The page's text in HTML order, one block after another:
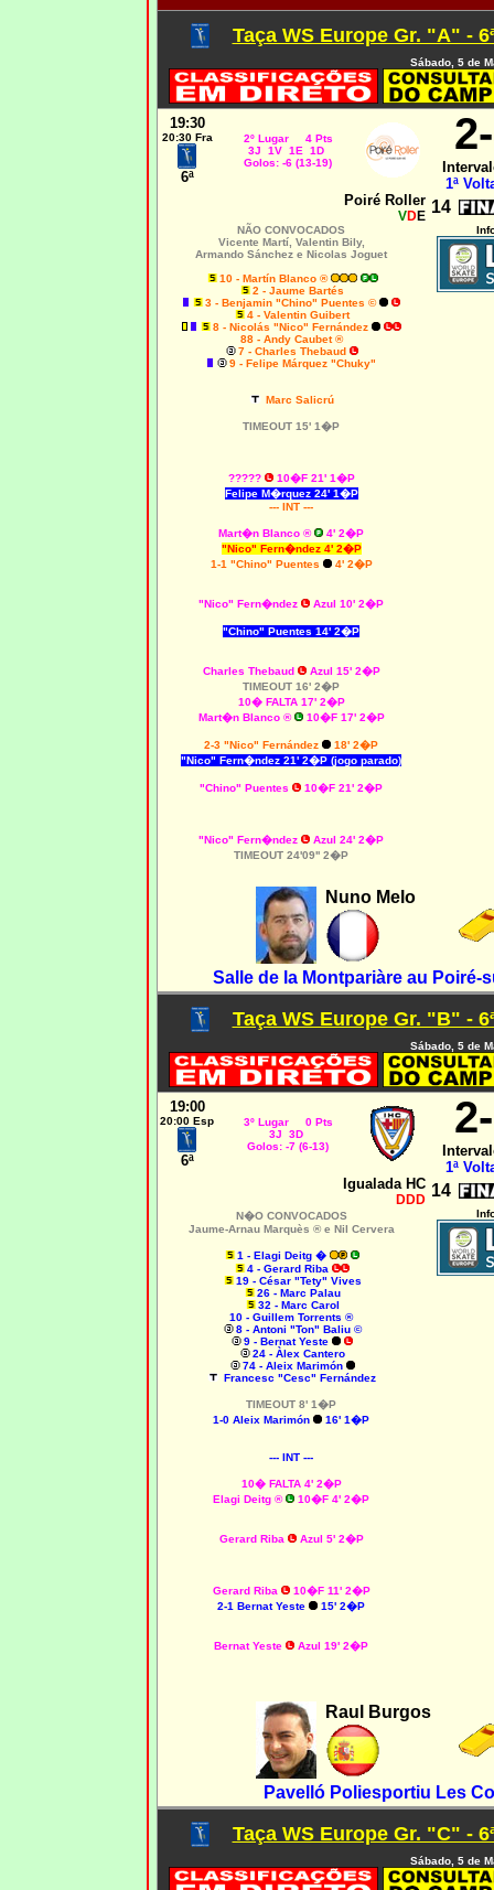
Taça WS Europe Gr. "A" -
Sábado, 5 de
19:30
20:30 Fra
6ª
2º Lugar 4 Pts
3J 1V 1E 1D
Golos: -6 (13-19)
1ª
Poiré Roller
VDE 14
NÃO CONVOCADOS
Vicente Martí, Valentin Bily,
Armando Sánchez e Nicolas Joguet
10 - Martín Blanco ®
2 - Jaume Bartés
3 - Benjamin "Chino" Puentes ©
4 - Valentin Guibert
8 - Nicolás "Nico" Fernández
88 - Andy Caubet ®
7 - Charles Thebaud
9 - Felipe Márquez "Chuky"
Marc Salicrú
TIMEOUT 15' 1�P
?????
10�F 21' 1�P
Felipe M�rquez 24' 1�P
--- INT ---
Mart�n Blanco ®
4' 2�P
"Nico" Fern�ndez 4' 2�P
1-1 "Chino" Puentes
4' 2�P
"Nico" Fern�ndez Azul 10' 2�P
"Chino" Puentes 14' 2�P
Charles Thebaud
Azul 15' 2�P
TIMEOUT 16' 2�P
10� FALTA 17' 2�P
Mart�n Blanco ® 10�F 17' 2�P
2-3 "Nico" Fernández
18' 2�P
"Nico" Fern�ndez 21' 2�P (jogo parado)
"Chino" Puentes 10�F 21' 2�P
"Nico" Fern�ndez
Azul 24' 2�P
TIMEOUT 24'09'' 2�P
Nuno Melo
Salle de la Montpariàre au Poiré-
Taça WS Europe Gr. "B" -
Sábado, 5 de
19:00
20:00 Esp
6ª
3º Lugar 0 Pts
3J 3D
Golos: -7 (6-13)
1ª
Igualada HC
DDD 14
N�O CONVOCADOS
Jaume-Arnau Marquès ® e Nil Cervera
1 - Elagi Deitg �
4 - Gerard Riba
19 - César "Tety" Vives
26 - Marc Palau
32 - Marc Carol
10 - Guillem Torrents ®
8 - Antoni "Ton" Baliu ©
9 - Bernat Yeste
24 - Àlex Cantero
74 - Aleix Marimón
Francesc "Cesc" Fernández
TIMEOUT 8' 1�P
1-0 Aleix Marimón
16' 1�P
--- INT ---
10� FALTA 4' 2�P
Elagi Deitg ®
10�F 4' 2�P
Gerard Riba Azul 5' 2�P
Gerard Riba
10�F 11' 2�P
2-1 Bernat Yeste
15' 2�P
Bernat Yeste Azul 19' 2�P
Raul Burgos
Pavelló Poliesportiu Les
Taça WS Europe Gr. "C" -
Sábado, 5 de